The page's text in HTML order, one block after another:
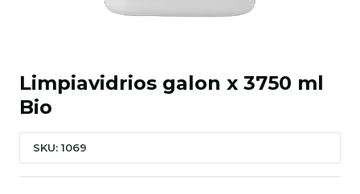
Limpiavidrios galon x 3750 ml
Bio
SKU: 1069